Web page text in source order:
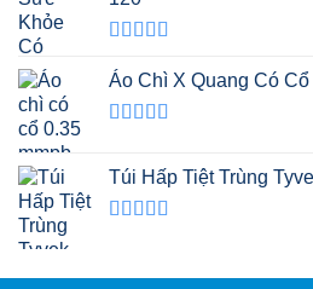
hạng5.00 5
Áo Chì X Quang Có
sao
Túi Hấp Tiệt Trùng
sao